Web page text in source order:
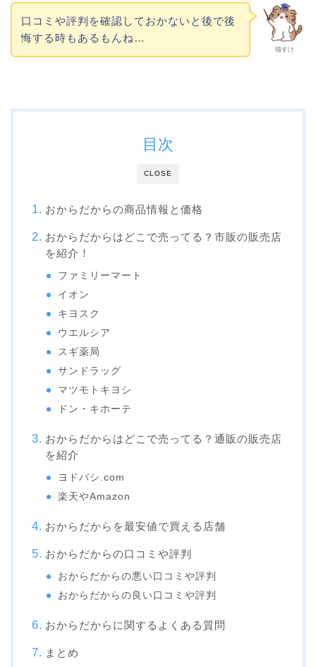
猫すけ
口コミや評判を確認しておかないと後で後
悔する時もあるもんね…
CLOSE
目次
おからだからの商品情報と価格
おからだからはどこで売ってる？市販の販売店
を紹介！
ファミリーマート
イオン
キヨスク
ウエルシア
スギ薬局
サンドラッグ
マツモトキヨシ
ドン・キホーテ
おからだからはどこで売ってる？通販の販売店
を紹介
ヨドバシ.com
楽天やAmazon
おからだからを最安値で買える店舗
おからだからの口コミや評判
おからだからの悪い口コミや評判
おからだからの良い口コミや評判
おからだからに関するよくある質問
まとめ